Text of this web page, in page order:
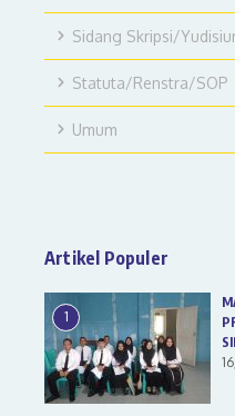
Sidang Skripsi/
Statuta/Renstra/SOP
Umum
Artikel Populer
1